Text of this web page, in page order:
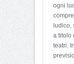
ogni
ludico,
a titolo
teatri.